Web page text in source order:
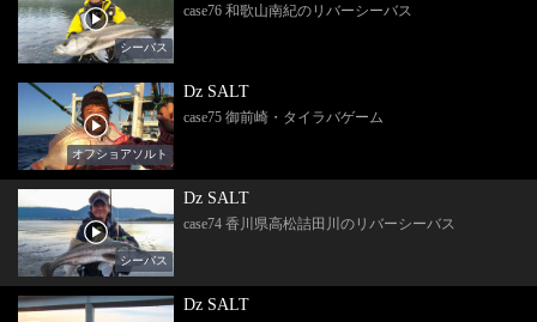
シーバス
case76 和歌山南紀のリバーシーバス
オフショアソルト
Dz SALT
case75 御前崎・タイラバゲーム
シーバス
Dz SALT
case74 香川県高松詰田川のリバーシーバス
Dz SALT